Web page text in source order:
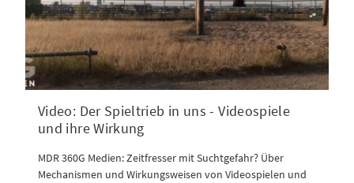
Video: Der Spieltrieb in uns - Videospiele
und ihre Wirkung
MDR 360G Medien: Zeitfresser mit Suchtgefahr? Über
Mechanismen und Wirkungsweisen von Videospielen und